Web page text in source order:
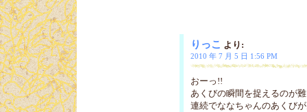
りっこ より:
2010 年 7 月 5 日 1:56 PM
おーっ!!
あくびの瞬間を捉えるのが
連続でななちゃんのあくび